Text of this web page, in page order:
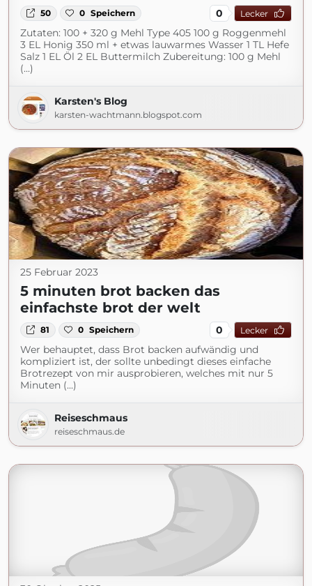
50 0 Speichern 0 Lecker
Zutaten: 100 + 320 g Mehl Type 405 100 g Roggenmehl
3 EL Honig 350 ml + etwas lauwarmes Wasser 1 TL Hefe
Salz 1 EL Öl 2 EL Buttermilch Zubereitung: 100 g Mehl
(...)
Karsten's Blog
karsten-wachtmann.blogspot.com
25 Februar 2023
5 minuten brot backen das
einfachste brot der welt
81 0 Speichern 0 Lecker
Wer behauptet, dass Brot backen aufwändig und
kompliziert ist, der sollte unbedingt dieses einfache
Brotrezept von mir ausprobieren, welches mit nur 5
Minuten (...)
Reiseschmaus
reiseschmaus.de